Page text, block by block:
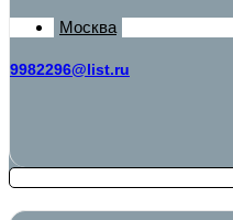
Москва
9982296@list.ru